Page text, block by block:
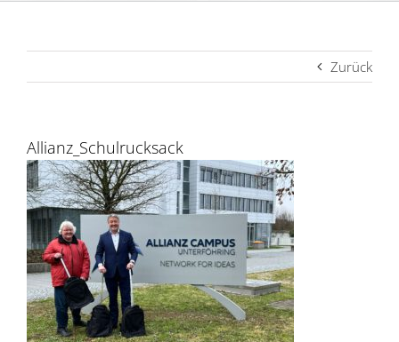
Zurück
Allianz_Schulrucksack